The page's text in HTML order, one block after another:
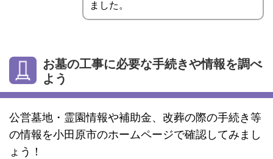
ました。
お墓の工事に必要な手続きや情報を調べ
よう
公営墓地・霊園情報や補助金、改葬の際の手続き等
の情報を小田原市のホームページで確認してみまし
ょう！